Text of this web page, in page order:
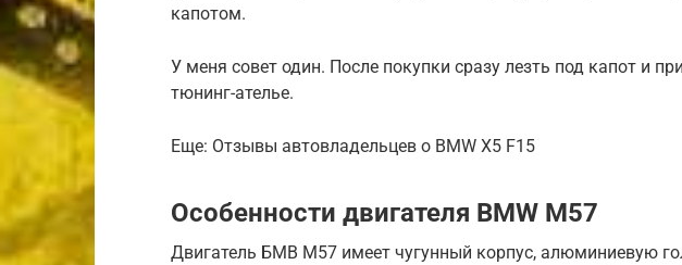
капотом.
У меня совет один. После покупки сразу лезть под капот и
тюнинг-ателье.
Еще: Отзывы автовладельцев о BMW X5 F15
Особенности двигателя BMW M57
Двигатель БМВ М57 имеет чугунный корпус, алюминиевую